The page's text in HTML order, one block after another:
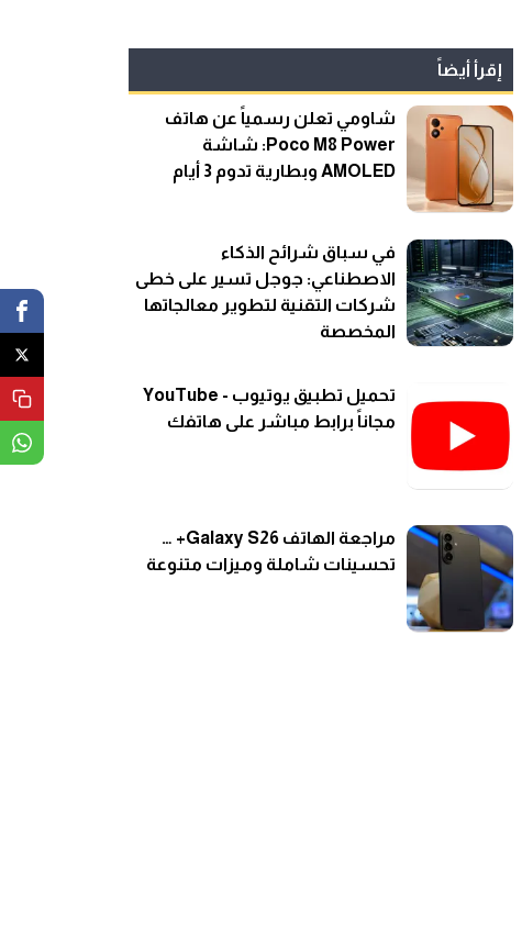
إقرأ أيضاً
شاومي تعلن رسمياً عن هاتف
Poco M8 Power: شاشة
AMOLED وبطارية تدوم 3 أيام
في سباق شرائح الذكاء
الاصطناعي: جوجل تسير على خطى
شركات التقنية لتطوير معالجاتها
المخصصة
تحميل تطبيق يوتيوب - YouTube
مجاناً برابط مباشر على هاتفك
مراجعة الهاتف Galaxy S26+ …
تحسينات شاملة وميزات متنوعة